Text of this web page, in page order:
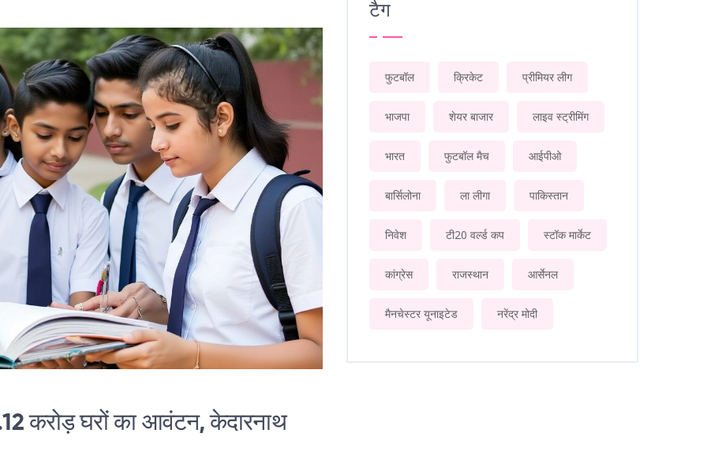
करोड़ घरों का आवंटन, केदारनाथ
टैग
फुटबॉल क्रिकेट प्रीमियर लीग
भाजपा शेयर बाजार लाइव स्ट्रीमिंग
भारत फुटबॉल मैच आईपीओ
बार्सिलोना ला लीगा पाकिस्तान
निवेश टी20 वर्ल्ड कप स्टॉक मार्केट
कांग्रेस राजस्थान आर्सेनल
मैनचेस्टर यूनाइटेड नरेंद्र मोदी